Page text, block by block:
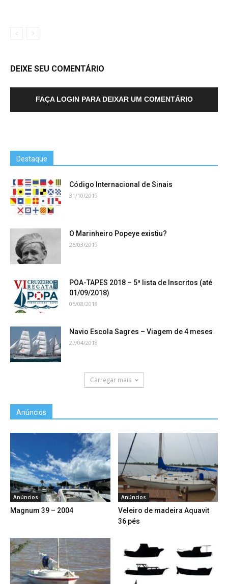
DEIXE SEU COMENTÁRIO
FAÇA LOGIN PARA DEIXAR UM COMENTÁRIO
Destaque
Código Internacional de Sinais
31/10/2019
O Marinheiro Popeye existiu?
26/03/2019
POA-TAPES 2018 – 5ª lista de Inscritos (até
01/09/2018)
05/08/2018
Navio Escola Sagres – Viagem de 4 meses
27/04/2018
Carregar mais
Anúncios
Anúncios
Magnum 39 – 2004
Anúncios
Veleiro de madeira Aquavit
36 pés